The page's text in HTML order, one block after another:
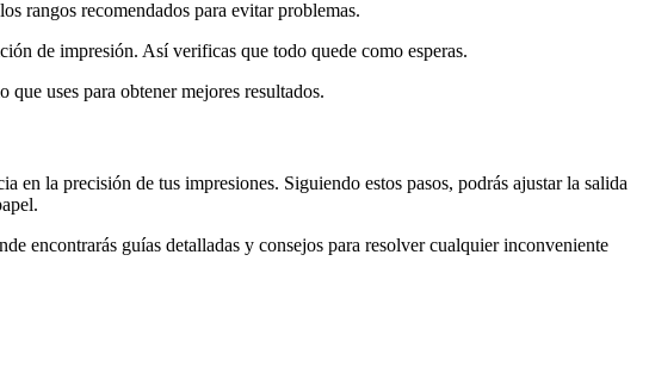
rangos recomendados para evitar problemas.
de impresión. Así verificas que todo quede como esperas.
uses para obtener mejores resultados.
la precisión de tus impresiones. Siguiendo estos pasos, podrás ajustar la salida
encontrarás guías detalladas y consejos para resolver cualquier inconveniente